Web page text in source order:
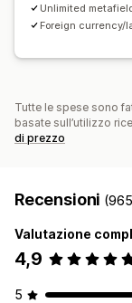
Unlimited
Foreign currency/
Tutte le spese sono
basate sull’utilizzo
di prezzo
Recensioni
Valutazione
4,9
5